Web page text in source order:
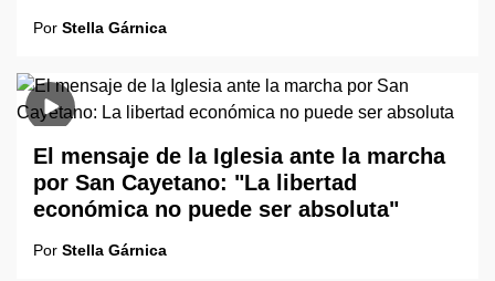
Por Stella Gárnica
El mensaje de la Iglesia ante la marcha
por San Cayetano: "La libertad
económica no puede ser absoluta"
Por Stella Gárnica